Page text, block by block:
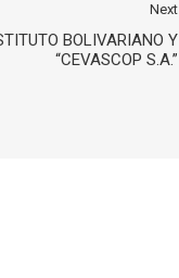
Next
BOLIVARIANO Y
“CEVASCOP S.A.”